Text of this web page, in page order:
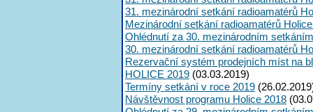
31. mezinárodní setkání radioamatérů
Mezinárodní setkání radioamatérů
Ohlédnutí za 30. mezinárodním
30. mezinárodní setkání radioamatérů
Rezervační systém prodejních míst na
HOLICE 2019 (03.03.2019)
Termíny setkání v roce 2019
Návštěvnost programu Holice 2018